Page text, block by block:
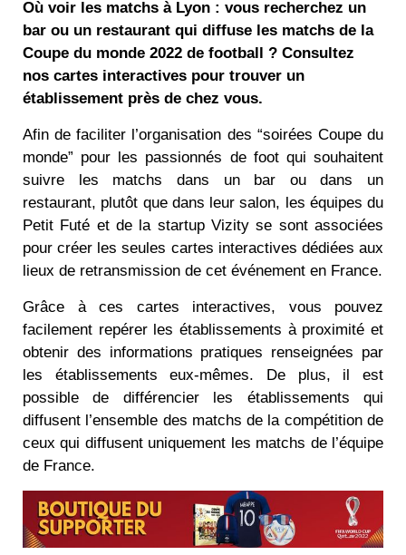
Où voir les matchs à Lyon : vous recherchez un
bar ou un restaurant qui diffuse les matchs de la
Coupe du monde 2022 de football ? Consultez
nos cartes interactives pour trouver un
établissement près de chez vous.
Afin de faciliter l’organisation des “soirées Coupe du
monde” pour les passionnés de foot qui souhaitent
suivre les matchs dans un bar ou dans un
restaurant, plutôt que dans leur salon, les équipes du
Petit Futé et de la startup Vizity se sont associées
pour créer les seules cartes interactives dédiées aux
lieux de retransmission de cet événement en France.
Grâce à ces cartes interactives, vous pouvez
facilement repérer les établissements à proximité et
obtenir des informations pratiques renseignées par
les établissements eux-mêmes. De plus, il est
possible de différencier les établissements qui
diffusent l’ensemble des matchs de la compétition de
ceux qui diffusent uniquement les matchs de l’équipe
de France.